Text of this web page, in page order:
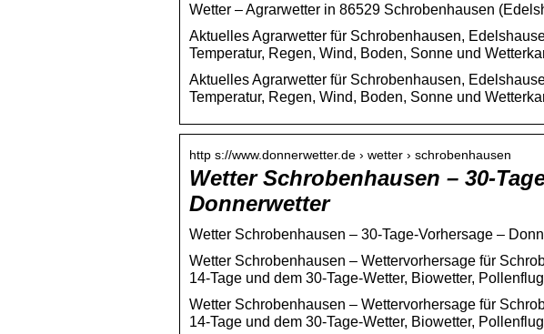
Wetter – Agrarwetter in 86529 Schrobenhausen
Aktuelles Agrarwetter für Schrobenhausen,
Temperatur, Regen, Wind, Boden, Sonne und
Aktuelles Agrarwetter für Schrobenhausen,
Temperatur, Regen, Wind, Boden, Sonne und
http s://www.donnerwetter.de › wetter › schrobenhausen
Wetter Schrobenhausen – 30-
Donnerwetter
Wetter Schrobenhausen – 30-Tage-Vorhersage –
Wetter Schrobenhausen – Wettervorhersage für
14-Tage und dem 30-Tage-Wetter, Biowetter,
Wetter Schrobenhausen – Wettervorhersage für
14-Tage und dem 30-Tage-Wetter, Biowetter,